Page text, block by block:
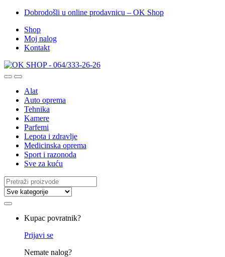
Dobrodošli u online prodavnicu – OK Shop
Shop
Moj nalog
Kontakt
Alat
Auto oprema
Tehnika
Kamere
Parfemi
Lepota i zdravlje
Medicinska oprema
Sport i razonoda
Sve za kuću
Search
for:
Kupac povratnik?
Prijavi se
Nemate nalog?